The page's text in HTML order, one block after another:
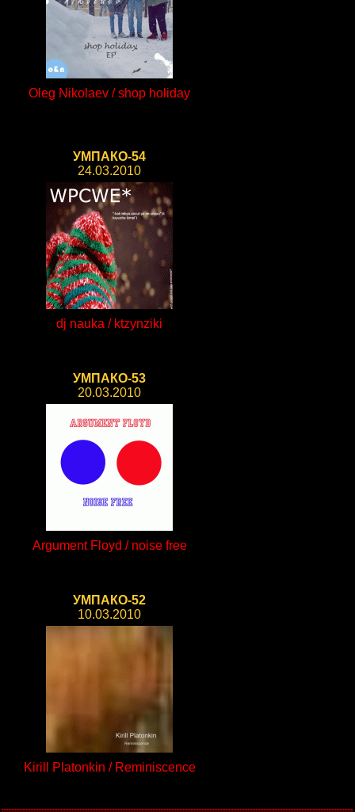
Oleg Nikolaev / shop holiday
УМПАКО-54
24.03.2010
dj nauka / ktzynziki
УМПАКО-53
20.03.2010
Argument Floyd / noise free
УМПАКО-52
10.03.2010
Kirill Platonkin / Reminiscence